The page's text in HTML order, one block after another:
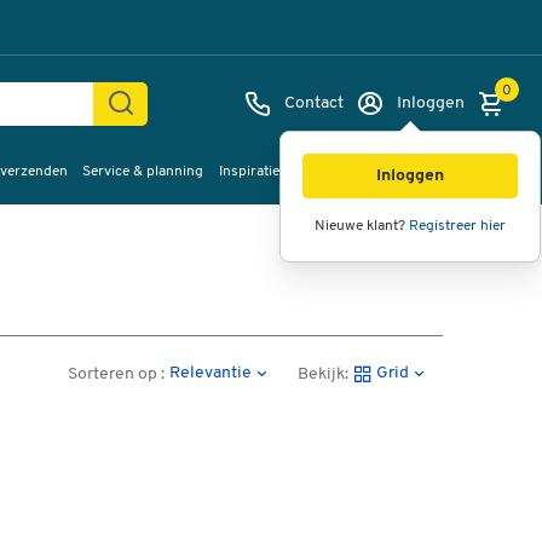
Contact Inloggen
Inloggen
Nieuwe klant? Registreer hier
0
Service & planning Inspiratie
Sorteren op : Relevantie Bekijk: Grid